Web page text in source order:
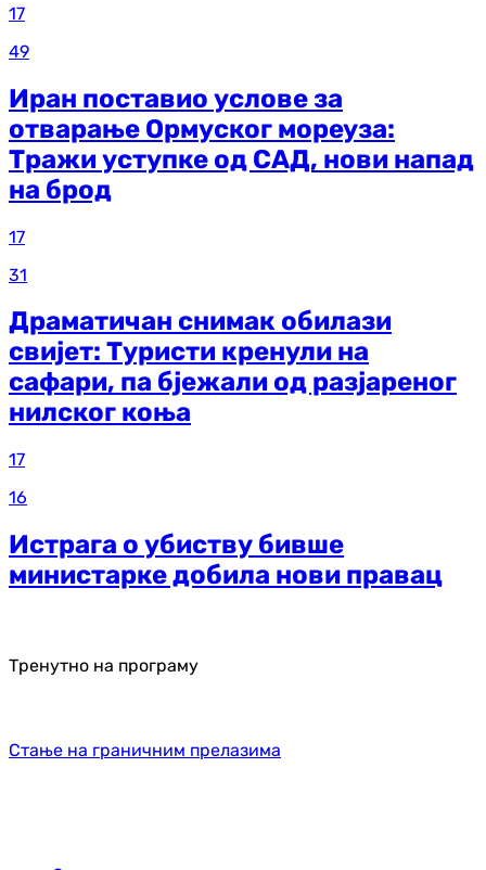
17
49
Иран поставио услове за
отварање Ормуског мореуза:
Тражи уступке од САД, нови напад
на брод
17
31
Драматичан снимак обилази
свијет: Туристи кренули на
сафари, па бјежали од разјареног
нилског коња
17
16
Истрага о убиству бивше
министарке добила нови правац
Тренутно на програму
Стање на граничним прелазима